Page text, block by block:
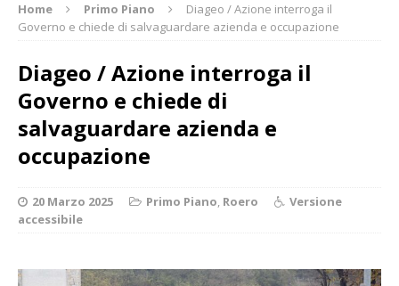
Home Primo Piano
Diageo / Azione interroga il
Governo e chiede di salvaguardare azienda e occupazione
Diageo / Azione interroga il
Governo e chiede di
salvaguardare azienda e
occupazione
20 Marzo 2025 Primo Piano, Roero
Versione
accessibile